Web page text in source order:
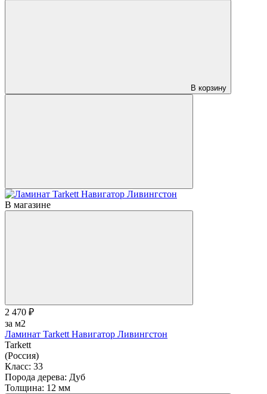
В корзину
В магазине
2 470 ₽
за м2
Ламинат Tarkett Навигатор Ливингстон
Tarkett
(Россия)
Класс: 33
Порода дерева: Дуб
Толщина: 12 мм